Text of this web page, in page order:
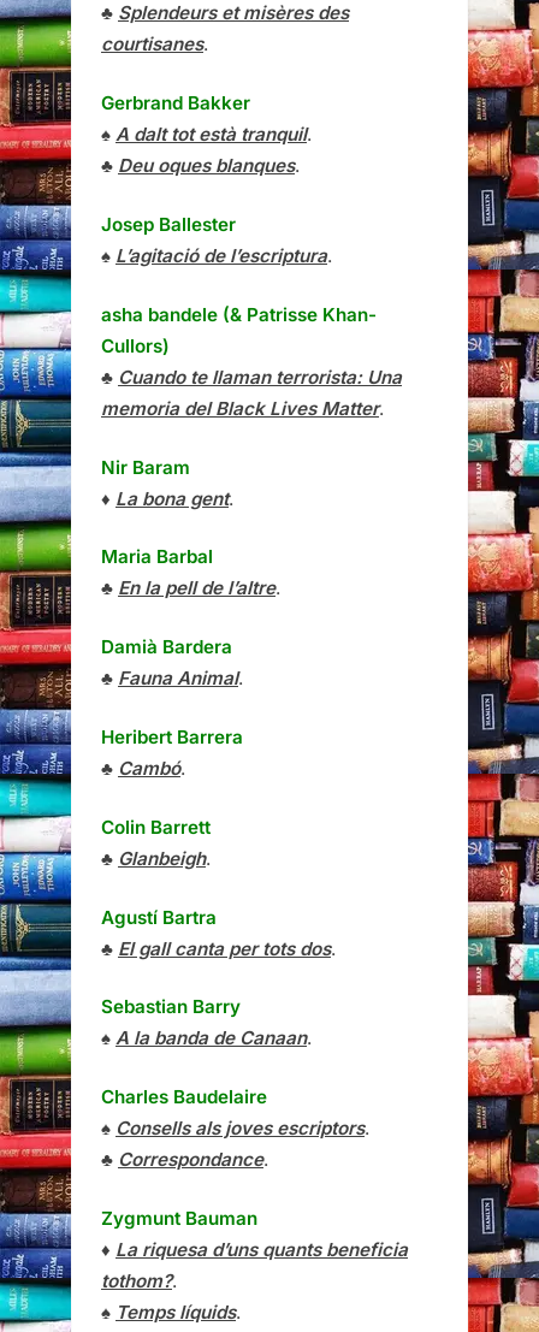
♣ Splendeurs et misères des
courtisanes.
Gerbrand Bakker
♠ A dalt tot està tranquil.
♣ Deu oques blanques.
Josep Ballester
♠ L’agitació de l’escriptura.
asha bandele (& Patrisse Khan-
Cullors)
♣ Cuando te llaman terrorista: Una
memoria del Black Lives Matter.
Nir Baram
♦ La bona gent.
Maria Barbal
♣ En la pell de l’altre.
Damià Bardera
♣ Fauna Animal.
Heribert Barrera
♣ Cambó.
Colin Barrett
♣ Glanbeigh.
Agustí Bartra
♣ El gall canta per tots dos.
Sebastian Barry
♠ A la banda de Canaan.
Charles Baudelaire
♠ Consells als joves escriptors.
♣ Correspondance.
Zygmunt Bauman
♦ La riquesa d’uns quants beneficia
tothom?.
♠ Temps líquids.